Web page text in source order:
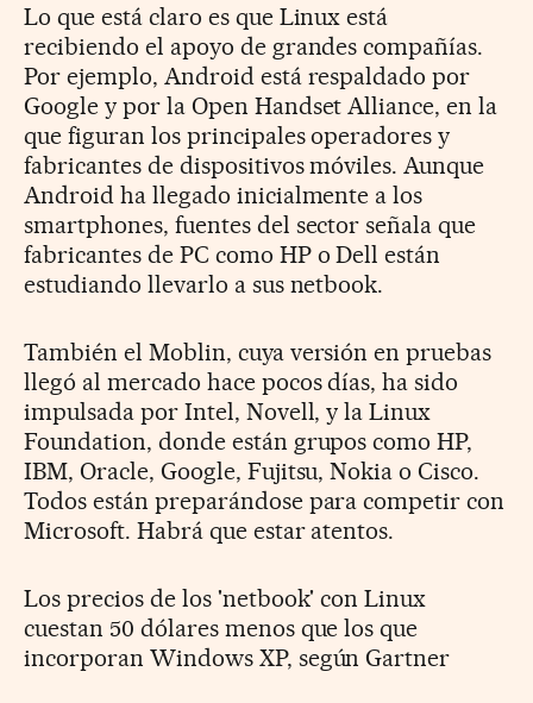
Lo que está claro es que Linux está
recibiendo el apoyo de grandes compañías.
Por ejemplo, Android está respaldado por
Google y por la Open Handset Alliance, en la
que figuran los principales operadores y
fabricantes de dispositivos móviles. Aunque
Android ha llegado inicialmente a los
smartphones, fuentes del sector señala que
fabricantes de PC como HP o Dell están
estudiando llevarlo a sus netbook.
También el Moblin, cuya versión en pruebas
llegó al mercado hace pocos días, ha sido
impulsada por Intel, Novell, y la Linux
Foundation, donde están grupos como HP,
IBM, Oracle, Google, Fujitsu, Nokia o Cisco.
Todos están preparándose para competir con
Microsoft. Habrá que estar atentos.
Los precios de los 'netbook' con Linux
cuestan 50 dólares menos que los que
incorporan Windows XP, según Gartner